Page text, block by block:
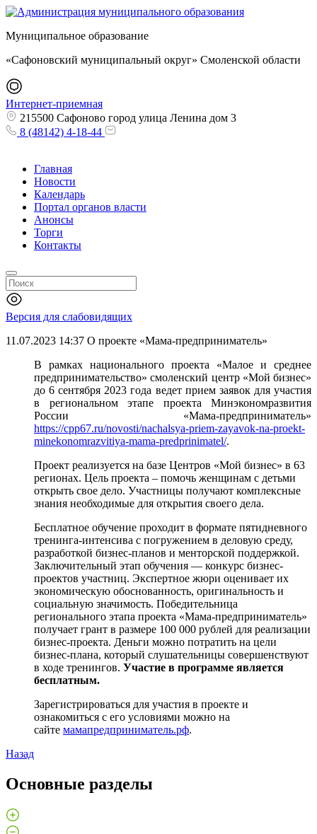
Муниципальное образование
«Сафоновский муниципальный округ» Смоленской области
Интернет-приемная
215500 Сафоново город улица Ленина дом 3
8 (48142) 4-18-44
Главная
Новости
Календарь
Портал органов власти
Анонсы
Торги
Контакты
Версия для слабовидящих
11.07.2023 14:37 О проекте «Мама-предприниматель»
В рамках национального проекта «Малое и среднее
предпринимательство» смоленский центр «Мой бизнес»
до 6 сентября 2023 года ведет прием заявок для участия
в региональном этапе проекта Минэкономразвития
России «Мама-предприниматель»
https://cpp67.ru/novosti/nachalsya-priem-zayavok-na-proekt-
minekonomrazvitiya-mama-predprinimatel/.
Проект реализуется на базе Центров «Мой бизнес» в 63
регионах. Цель проекта – помочь женщинам с детьми
открыть свое дело. Участницы получают комплексные
знания необходимые для открытия своего дела.
Бесплатное обучение проходит в формате пятидневного
тренинга-интенсива с погружением в деловую среду,
разработкой бизнес-планов и менторской поддержкой.
Заключительный этап обучения — конкурс бизнес-
проектов участниц. Экспертное жюри оценивает их
экономическую обоснованность, оригинальность и
социальную значимость. Победительница
регионального этапа проекта «Мама-предприниматель»
получает грант в размере 100 000 рублей для реализации
бизнес-проекта. Деньги можно потратить на цели
бизнес-плана, который слушательницы совершенствуют
в ходе тренингов. Участие в программе является
бесплатным.
Зарегистрироваться для участия в проекте и
ознакомиться с его условиями можно на
сайте мамапредприниматель.рф.
Назад
Основные разделы